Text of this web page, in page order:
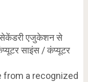
सेकेंडरी एजुकेशन से
साइंस / कंप्यूटर
from a recognized